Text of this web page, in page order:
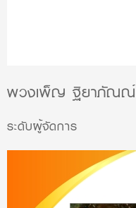
พวงเพ็ญ ฐิยาภัณณ์
ระดับผู้จัดการ